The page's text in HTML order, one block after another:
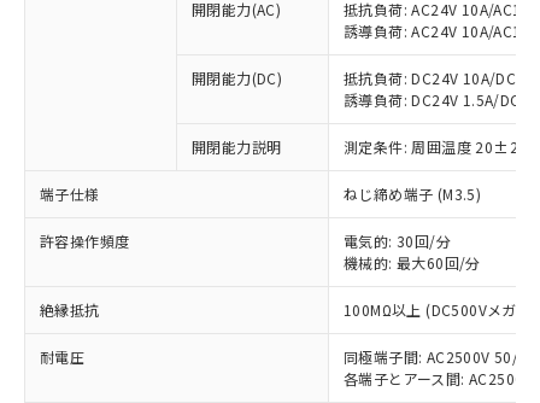
開閉能力(AC)
抵抗負荷: AC24V 10A/
誘導負荷: AC24V 10A/
開閉能力(DC)
抵抗負荷: DC24V 10A/
誘導負荷: DC24V 1.5A/
開閉能力説明 測定条件: 周囲温度 20±2℃
端子仕様 ねじ締め端子 (M3.5)
許容操作頻度
電気的: 30回/分
機械的: 最大60回/分
絶縁抵抗 100MΩ以上 (DC500Vメガ)
耐電圧
同極端子間: AC2500V 50/
各端子とアース間:
ご利用条件
以下の条件をお読みいただき、同意のうえ
ご利用ください。
本サービスは、当社制御機器事業取扱
商品の当社在庫状況および標準価格
(税抜)を提供させていただくもので
当社制御機器事業取扱商品の中には、
本サービスの対象外となる商品もある
非含有に対応した製品が提供可能な商品で
対応予定：EU RoHS指令（10物質）の非含
有に対応した製品に切り替える予定のある
対応予定なし：EU RoHS指令（10物質）の
非含有に非対応の商品で、対応品を出す予
定はありません。
調査・確認中：EU RoHS指令（10物質）の
非含有の対応状況を調査中または確認中の
非該当品：ライセンス料など無形物で、有
害物質有無と関係のない商品です。
仕入先様の事情により、非含有部品として
いたものが、含有品と判明した場合などや
むを得ず変更することがあります。
※1 中国RoHS○×表
「○」：最大均質材料含有率が中国RoHSの
基準値以下であることを示します。
「×」：最大均質材料含有率が中国RoHSの
基準値を超えていることを示します。
「－」：未確認です。当社販売部門へお問
当社は、これら貴社製品のうち、外国